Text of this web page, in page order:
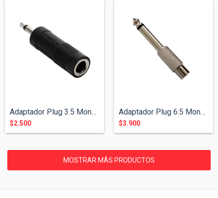
Adaptador Plug 3.5 Mono a Jack 6.5 Mono
$2.500
Adaptador Plug 6.5 Mono a Jack RCA ( Met...
$3.900
MOSTRAR MÁS PRODUCTOS